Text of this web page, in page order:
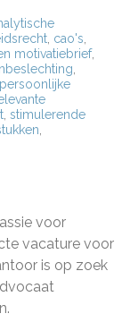
cao's
motivatiebrief,
persoonlijke
stimulerende
voor
vacature voor
is op zoek